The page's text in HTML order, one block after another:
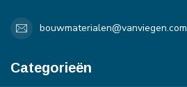
bouwmaterialen@vanviegen.com
Categorieën